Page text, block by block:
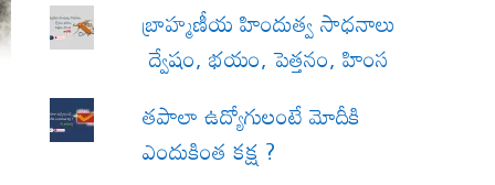
బ్రాహ్మణీయ హిందుత్వ సాధనాలు
ద్వేషం, భయం, పెత్తనం, హింస
త‌పాలా ఉద్యోగులంటే మోదీకి
ఎందుకింత కక్ష ?